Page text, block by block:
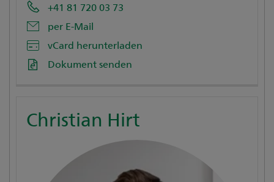
+41 81 720 03 73
per E-Mail
vCard herunterladen
Dokument senden
Christian Hirt